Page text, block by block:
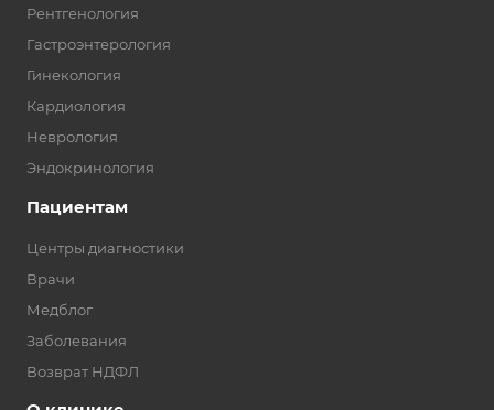
Рентгенология
Гастроэнтерология
Гинекология
Кардиология
Неврология
Эндокринология
Пациентам
Центры диагностики
Врачи
Медблог
Заболевания
Возврат НДФЛ